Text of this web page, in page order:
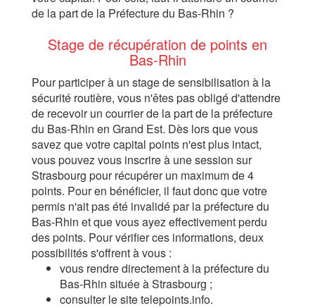
de la part de la Préfecture du Bas-Rhin ?
Stage de récupération de points en
Bas-Rhin
Pour participer à un stage de sensibilisation à la
sécurité routière, vous n'êtes pas obligé d'attendre
de recevoir un courrier de la part de la préfecture
du Bas-Rhin en Grand Est. Dès lors que vous
savez que votre capital points n'est plus intact,
vous pouvez vous inscrire à une session sur
Strasbourg pour récupérer un maximum de 4
points. Pour en bénéficier, il faut donc que votre
permis n'ait pas été invalidé par la préfecture du
Bas-Rhin et que vous ayez effectivement perdu
des points. Pour vérifier ces informations, deux
possibilités s'offrent à vous :
vous rendre directement à la préfecture du
Bas-Rhin située à Strasbourg ;
consulter le site telepoints.info.